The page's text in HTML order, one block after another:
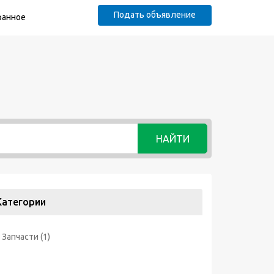
Подать объявление
НАЙТИ
Запчасти (1)